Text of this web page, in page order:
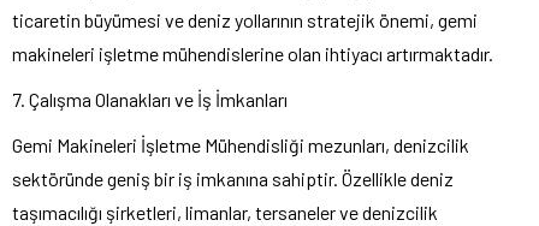
ticaretin büyümesi ve deniz yollarının stratejik önemi, gemi
makineleri işletme mühendislerine olan ihtiyacı artırmaktadır.
7. Çalışma Olanakları ve İş İmkanları
Gemi Makineleri İşletme Mühendisliği mezunları, denizcilik
sektöründe geniş bir iş imkanına sahiptir. Özellikle deniz
taşımacılığı şirketleri, limanlar, tersaneler ve denizcilik